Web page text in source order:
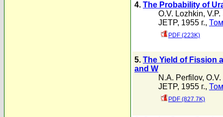
4. The Probability of
O.V. Lozhkin,
JETP, 1955 г.,
PDF (223K)
5. The Yield of Fission
and W
N.A. Perfilov,
JETP, 1955 г.,
PDF (827.7K)